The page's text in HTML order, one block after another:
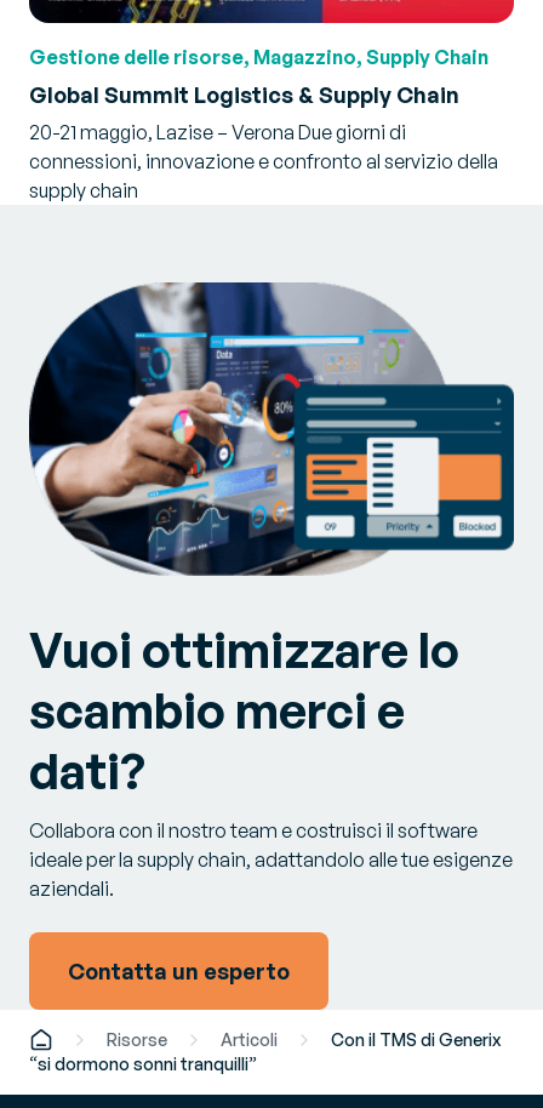
Gestione delle risorse, Magazzino, Supply Chain
Global Summit Logistics & Supply Chain
20-21 maggio, Lazise – Verona Due giorni di
connessioni, innovazione e confronto al servizio della
supply chain
Vuoi ottimizzare lo
scambio merci e
dati?
Collabora con il nostro team e costruisci il software
ideale per la supply chain, adattandolo alle tue esigenze
aziendali.
Contatta un esperto
Risorse Articoli
Con il TMS di Generix
“si dormono sonni tranquilli”